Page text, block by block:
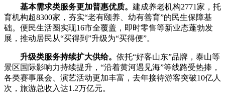
基本需求类服务更加普惠优质。 建成养老机构2771家，托
育机构超8300家，夯实“老有颐养、幼有善育”的民生保障基
础。便民生活圈实现16市全覆盖，即时零售等新业态蓬勃发
展，推动居民从“买得到”升级为“买得便”。
升级类服务持续扩大供给。 依托“好客山东”品牌，泰山等
景区国际影响力持续提升，“沿着黄河遇见海”等线路受热捧，
各类赛事展会、演艺活动更加丰富，去年接待游客突破10亿人
次，旅游总收入达1.2万亿元。